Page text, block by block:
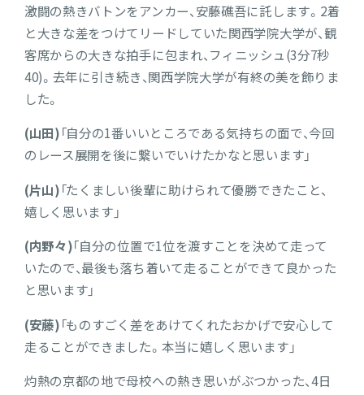
激闘の熱きバトンをアンカー、安藤礁吾に託します。2着
と大きな差をつけてリードしていた関西学院大学が、観
客席からの大きな拍手に包まれ、フィニッシュ(3分7秒
40)。去年に引き続き、関西学院大学が有終の美を飾りま
した。
(山田)「自分の1番いいところである気持ちの面で、今回
のレース展開を後に繋いでいけたかなと思います」
(片山)「たくましい後輩に助けられて優勝できたこと、
嬉しく思います」
(内野々)「自分の位置で1位を渡すことを決めて走って
いたので、最後も落ち着いて走ることができて良かった
と思います」
(安藤)「ものすごく差をあけてくれたおかげで安心して
走ることができました。本当に嬉しく思います」
灼熱の京都の地で母校への熱き思いがぶつかった、4日